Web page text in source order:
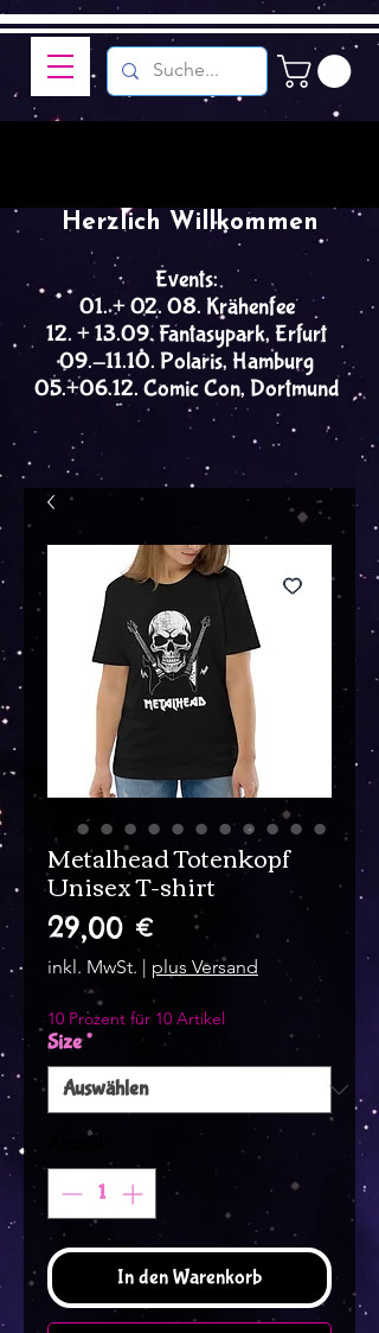
Events:
01. + 02. 08. Krähenfee
12. + 13.09. Fantasypark, Erfurt
09.-11.10. Polaris, Hamburg
05.+06.12. Comic Con, Dortmund
Herzlich Willkommen
Metalhead Totenkopf
Unisex T-shirt
29,00 €Preis
inkl. MwSt. | plus Versand
10 Prozent für 10 Artikel
Size*
In den Warenkorb